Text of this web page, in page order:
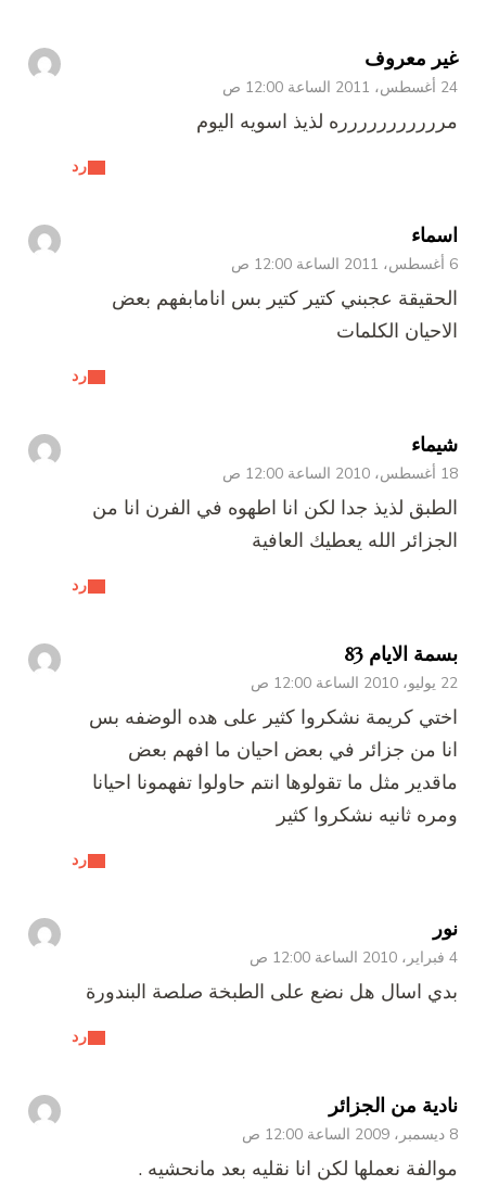
غير معروف
24 أغسطس، 2011 الساعة 12:00 ص
رد
مررررررررررره لذيذ اسويه اليوم
اسماء
6 أغسطس، 2011 الساعة 12:00 ص
رد
الحقيقة عجبني كتير كتير بس انامابفهم بعض
الاحيان الكلمات
شيماء
18 أغسطس، 2010 الساعة 12:00 ص
رد
الطبق لذيذ جدا لكن انا اطهوه في الفرن انا من
الجزائر الله يعطيك العافية
بسمة الايام 83
22 يوليو، 2010 الساعة 12:00 ص
رد
اختي كريمة نشكروا كثير على هده الوضفه بس
انا من جزائر في بعض احيان ما افهم بعض
ماقدير مثل ما تقولوها انتم حاولوا تفهمونا احيانا
ومره ثانيه نشكروا كثير
نور
4 فبراير، 2010 الساعة 12:00 ص
رد
بدي اسال هل نضع على الطبخة صلصة البندورة
نادية من الجزائر
8 ديسمبر، 2009 الساعة 12:00 ص
موالفة نعملها لكن انا نقليه بعد مانحشيه .